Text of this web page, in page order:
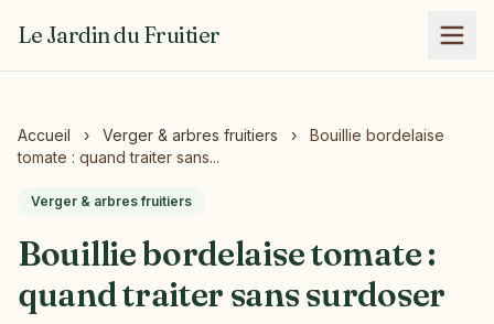
Le Jardin du Fruitier
Accueil › Verger & arbres fruitiers ›
Bouillie bordelaise
tomate : quand traiter sans...
Verger & arbres fruitiers
Bouillie bordelaise tomate :
quand traiter sans surdoser